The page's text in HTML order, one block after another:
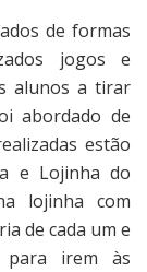
de formas
jogos e
alunos a tirar
abordado de
estão
e Lojinha do
lojinha com
de cada um e
para irem às